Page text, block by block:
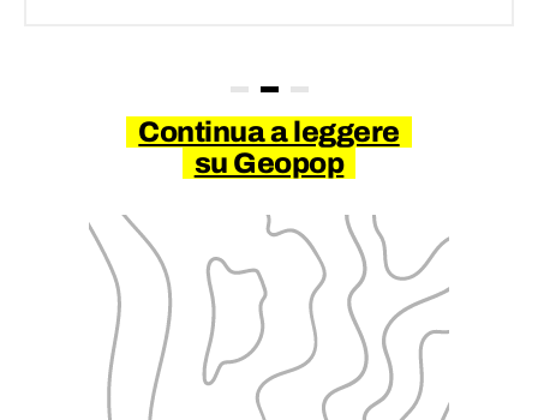
Continua a leggere
su Geopop